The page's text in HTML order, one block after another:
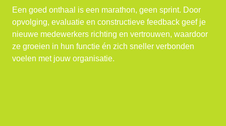
Een goed onthaal is een marathon, geen sprint. Door
opvolging, evaluatie en constructieve feedback geef je
nieuwe medewerkers richting en vertrouwen, waardoor
ze groeien in hun functie én zich sneller verbonden
voelen met jouw organisatie.